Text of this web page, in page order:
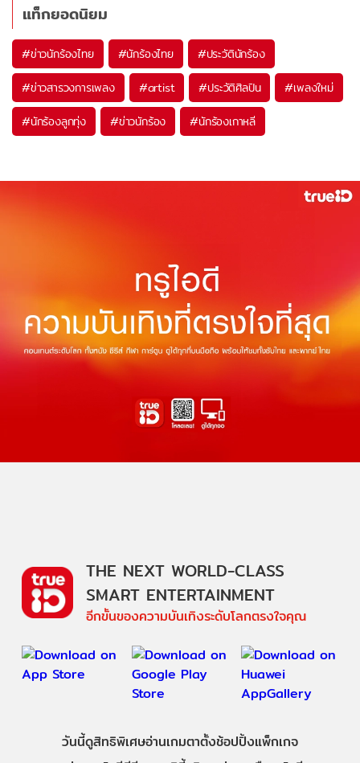
แท็กยอดนิยม
#ข่าวนักร้องไทย #นักร้องไทย #ประวัตินักร้อง
#ข่าวสารวงการเพลง #artist #ประวัติศิลปิน #เพลงใหม่
#นักร้องลูกทุ่ง #ข่าวนักร้อง #นักร้องเกาหลี
THE NEXT WORLD-CLASS
SMART ENTERTAINMENT
อีกขั้นของความบันเทิงระดับโลกตรงใจคุณ
วันนี้ดูสิทธิพิเศษอ่านเกมตาตั้งช้อปปิ้งแพ็กเกจ